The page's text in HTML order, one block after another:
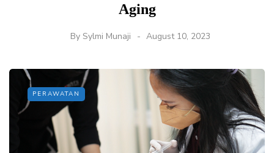
Aging
By Sylmi Munaji August 10, 2023
PERAWATAN